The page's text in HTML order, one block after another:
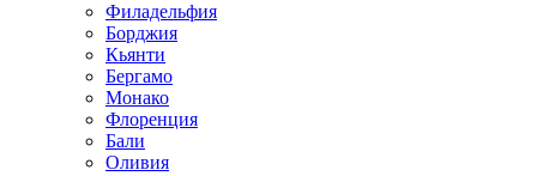
Филадельфия
Борджия
Кьянти
Бергамо
Монако
Флоренция
Бали
Оливия